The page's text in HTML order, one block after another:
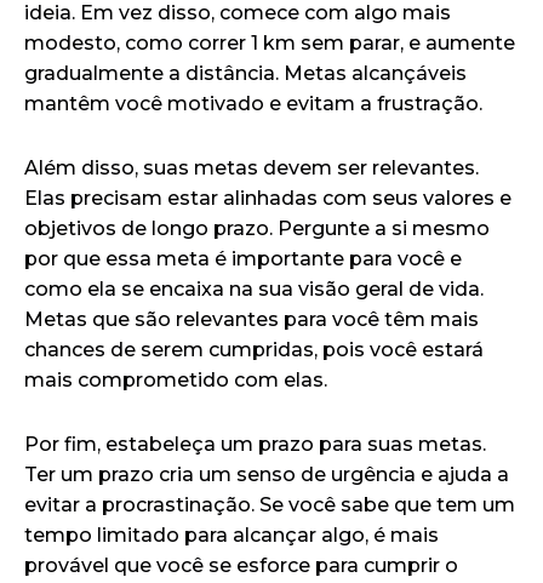
ideia. Em vez disso, comece com algo mais
modesto, como correr 1 km sem parar, e aumente
gradualmente a distância. Metas alcançáveis
mantêm você motivado e evitam a frustração.
Além disso, suas metas devem ser relevantes.
Elas precisam estar alinhadas com seus valores e
objetivos de longo prazo. Pergunte a si mesmo
por que essa meta é importante para você e
como ela se encaixa na sua visão geral de vida.
Metas que são relevantes para você têm mais
chances de serem cumpridas, pois você estará
mais comprometido com elas.
Por fim, estabeleça um prazo para suas metas.
Ter um prazo cria um senso de urgência e ajuda a
evitar a procrastinação. Se você sabe que tem um
tempo limitado para alcançar algo, é mais
provável que você se esforce para cumprir o